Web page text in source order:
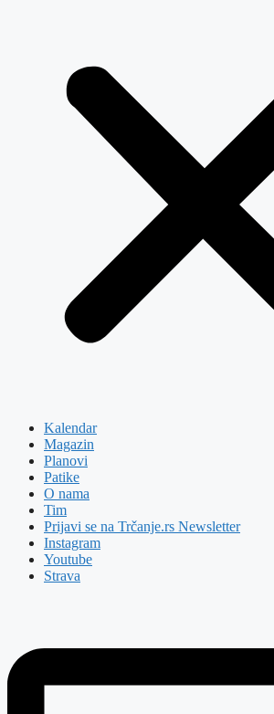
Kalendar
Magazin
Planovi
Patike
O nama
Tim
Prijavi se na Trčanje.rs Newsletter
Instagram
Youtube
Strava